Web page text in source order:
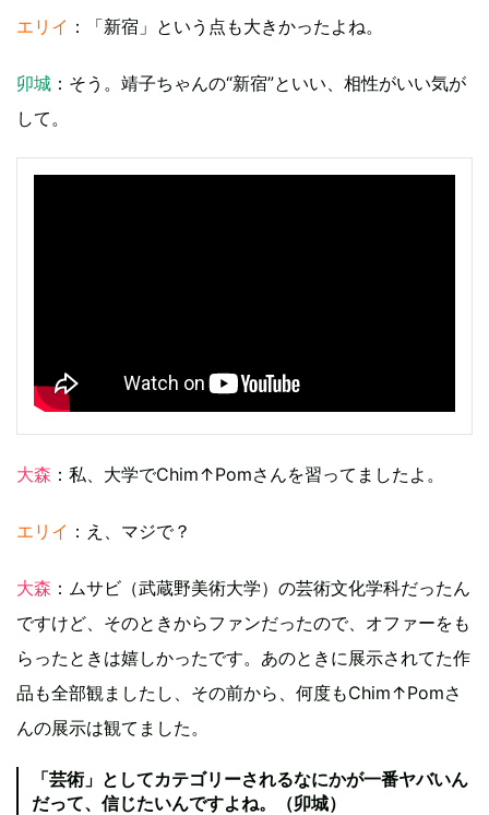
エリイ ：「新宿」という点も大きかったよね。
卯城 ：そう。靖子ちゃんの“新宿”といい、相性がいい気が
して。
大森 ：私、大学でChim↑Pomさんを習ってましたよ。
エリイ ：え、マジで？
大森 ：ムサビ（武蔵野美術大学）の芸術文化学科だったん
ですけど、そのときからファンだったので、オファーをも
らったときは嬉しかったです。あのときに展示されてた作
品も全部観ましたし、その前から、何度もChim↑Pomさ
んの展示は観てました。
「芸術」としてカテゴリーされるなにかが一番ヤバいん
だって、信じたいんですよね。（卯城）